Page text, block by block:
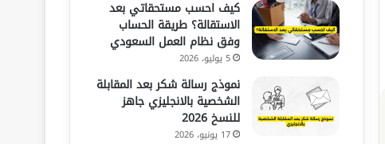
كيف احسب مستحقاتي بعد
الاستقالة؟ طريقة الحساب
وفق نظام العمل السعودي
5 يوليو، 2026
نموذج رسالة شكر بعد المقابلة
الشخصية بالانجليزي جاهز
للنسخ 2026
17 يونيو، 2026